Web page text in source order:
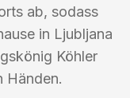
ab, sodass
in Ljubljana
Köhler
Händen.